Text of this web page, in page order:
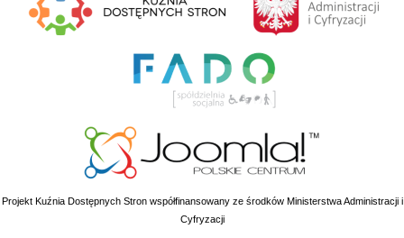
Projekt Kuźnia Dostępnych Stron współfinansowany ze środków Ministerstwa Administracji i
Cyfryzacji